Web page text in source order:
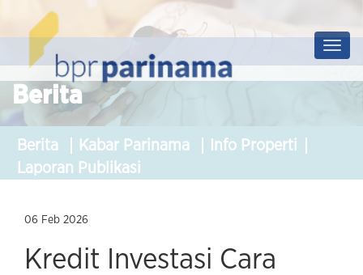
Prof
Berita
Berita Kabar Parinama
Info Properti
Laporan Publikasi
06 Feb 2026
Kredit Investasi Cara